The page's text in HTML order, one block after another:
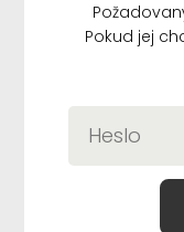
Pokud jej